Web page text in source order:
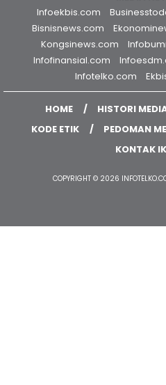
Infoekbis.com
Bisnisnews.com
Kongsinews.com
Infofinansial.com
Infotelko.com
HOME HISTORI
KODE ETIK
PEDOMAN
KONTAK
COPYRIGHT © 2026